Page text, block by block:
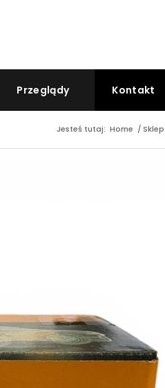
Przeglądy Kontakt
Jesteś tutaj: Home / Sklep